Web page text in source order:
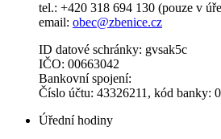
tel.: +420 318 694 130 (pouze v
email: obec@zbenice.cz
ID datové schránky: gvsak5c
IČO: 00663042
Bankovní spojení:
Číslo účtu: 43326211, kód banky:
Úřední hodiny